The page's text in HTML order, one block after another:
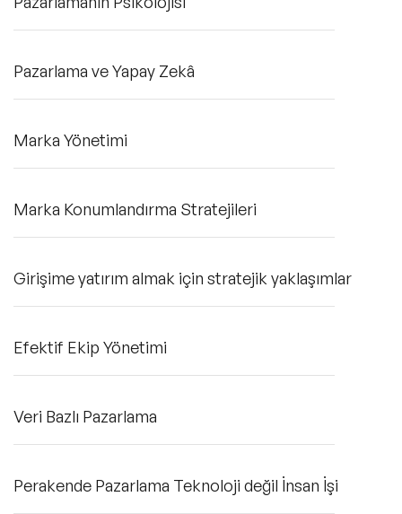
Pazarlama ve Yapay Zekâ
Marka Yönetimi
Marka Konumlandırma Stratejileri
Girişime yatırım almak için stratejik yaklaşımlar
Efektif Ekip Yönetimi
Veri Bazlı Pazarlama
Perakende Pazarlama Teknoloji değil İnsan İşi